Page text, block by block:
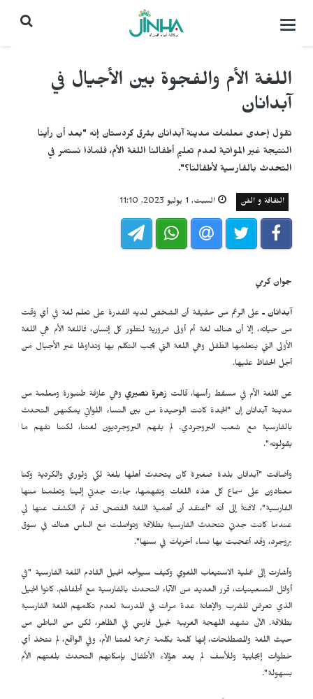
التحكم
اللغة الأم والفجوة بين الأجيال في
آبدانان
تقول إحدى معلمات مدينة آبدانان بشرق كردستان إنه "بعد أن رأينا
النتيجة غير المواتية لعدم تعليم أطفالنا اللغة الأم، فلماذا نستمر في
التحدث بالفارسية لأطفالنا؟".
الثقافة و الفن السبت, 1 يوليو 2023, 11:10
جوان كرمي
آبدانان ـعلى الرغم من حقيقة أن الشخص لديه القدرة على تعلم لغة في أي وقت
من حياته، إلا أن هناك لغة أم أولى ضرورية لتطور كل إنسان، فاللغة الأم هي اللغة
الأولى التي يتعلمها الطفل وهي اللغة التي يجب التكلم بها وتداولها عبر الأجيال من
أجل الحفاظ عليها.
عن اللغة الأم في مسقط رأسها، قالت زهرة نصيري وهي عازفة طنبورة ومعلمة من
مدينة آبدانان إن "الجدة كانت الوحيدة من بين النساء اللواتي يمكنهن التحدث
بالفارسية مع شعب البروجردي. لم يفهم البروجرديون لغتنا، لكننا نفهم ما
يقولونه".
وأضافت "آبدانان بلدة صغيرة كان يتحدث أهلها بلغة لكي ولوري والكردية وكنا
معتادون على سماع كل هذه اللغات ونفهمها، جاءت جدتي إلينا وتعلمنا منها
الفارسية"، لافتةً إلى أنه "أعتقد أن أهمية اللغة الفصحى قد تم الكشف عنها لي
عندما كانت جدتي تتحدث الفارسية بطلاقة وتواصلت مع الناس هناك في سوق
بروجرد، وقد أعجبت بها نساء أخريات في سنها".
وأشارت إلى عملية الاستيعاب اللغوي وكيف سيواجه الجيل القادم اللغة الفارسية "في
أوائل التسعينيات، قرر العديد من الآباء التحدث بالفارسية مع أطفالهم. كانوا الجيل
الذي تعرض للضرب والإهانة عدة مرات في المدرسة لعدم تكلمهم اللغة الفارسية
بطلاقة. الآن نشهد اللهجة الغريبة لجيل فارسي في الظاهر، لكن من الباطن من
حيث اللغة والمصطلحات، إنها كلمة بكلمة ترجمة لغتنا الأم، وفي الواقع، لم نتخذ أي
خطوات إيجابية وللأسف لم يعد هؤلاء الأطفال بإمكانهم التحدث بلغتهم الأم
بسهولة".